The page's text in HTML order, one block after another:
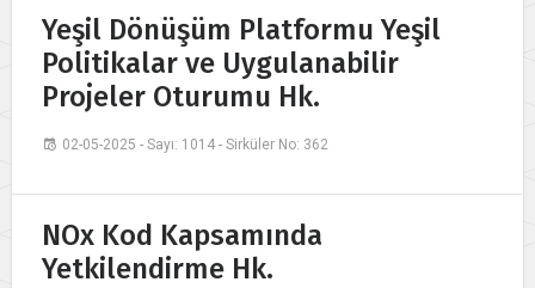
Yeşil Dönüşüm Platformu Yeşil
Politikalar ve Uygulanabilir
Projeler Oturumu Hk.
02-05-2025 - Sayı: 1014 - Sirküler No: 362
NOx Kod Kapsamında
Yetkilendirme Hk.